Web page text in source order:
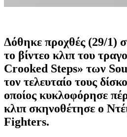
Δόθηκε προχθές (29/1)
το βίντεο κλιπ του
Crooked Steps» των
τον τελευταίο τους
οποίος κυκλοφόρησε
κλιπ σκηνοθέτησε ο
Fighters.